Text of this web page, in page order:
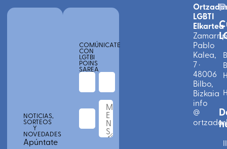
NOTICIAS,
SORTEOS
Y
NOVEDADES
Apúntate
COMÚNICATE
CON
LGTBI
POINS
SAREA
LGBTI
Elkartea
Pablo
Kalea,
7 ·
48006
Bilbo,
Bizkaia
info
@
II